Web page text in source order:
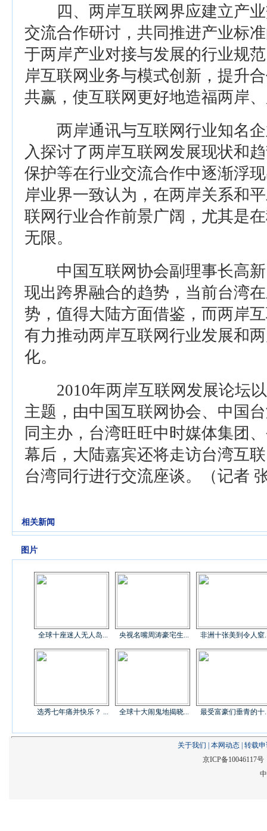
四、两岸互联网界应建立产业
交流合作研讨，共同推进产业标
于两岸产业对接与发展的行业规
岸互联网业务与模式创新，提升
共赢，使互联网更好地造福两岸
两岸通讯与互联网行业知名企
入探讨了两岸互联网发展现状和
保护等在行业交流合作中逐渐浮
岸业界一致认为，在两岸关系和
联网行业合作前景广阔，尤其是
无限。
中国互联网协会副理事长高新
现出跨界融合的趋势，当前台湾
势，值得大陆方面借鉴，而两岸
有力推动两岸互联网行业发展和
化。
2010年两岸互联网发展论坛以
主题，由中国互联网协会、中国
同主办，台湾旺旺中时媒体集团
幕后，大陆嘉宾还将走访台湾互
台湾同行进行交流座谈。（记者
相关新闻
图片
全球十座迷人无人岛... 央视名嘴周涛豪宅生... 非洲十张美到令人窒
选秀七年痛并快乐？ ... 全球十大闹鬼地揭晓... 最受富豪们垂青的十
关于我们 本网动态 转载
京ICP备10046117